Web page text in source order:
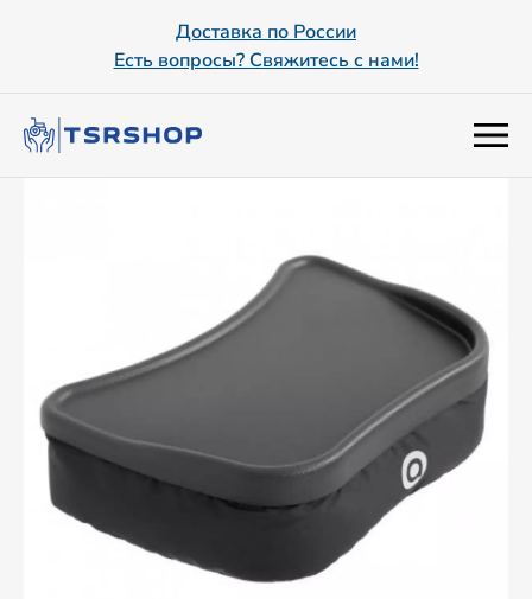
Доставка по России
Есть вопросы? Свяжитесь с нами!